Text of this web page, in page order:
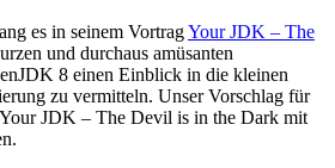
es in seinem VortragYour JDK – The
und durchaus amüsanten
8 einen Einblick in die kleinen
zu vermitteln. Unser Vorschlag für
JDK – The Devil is in the Dark mit